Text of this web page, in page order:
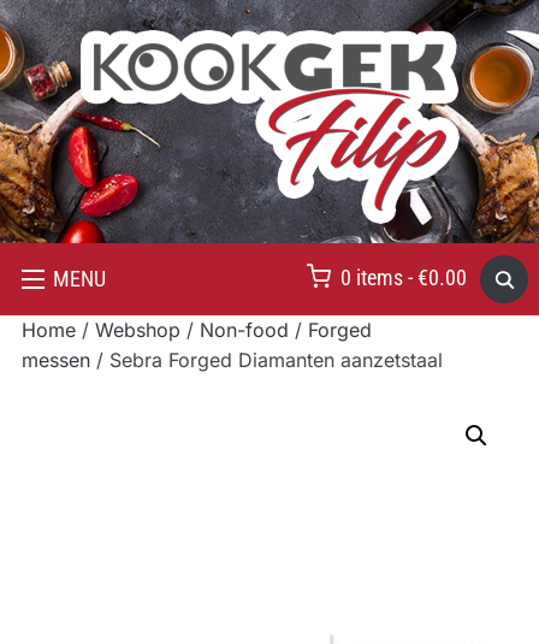
MENU 0 items - €0.00
Home/ Webshop / Non-food / Forged
messen/ Sebra Forged Diamanten aanzetstaal